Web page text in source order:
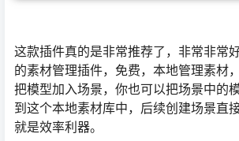
这款插件真的是非常推荐了，非常非常
的素材管理插件，免费，本地管理素材
把模型加入场景，你也可以把场景中的
到这个本地素材库中，后续创建场景直
就是效率利器。